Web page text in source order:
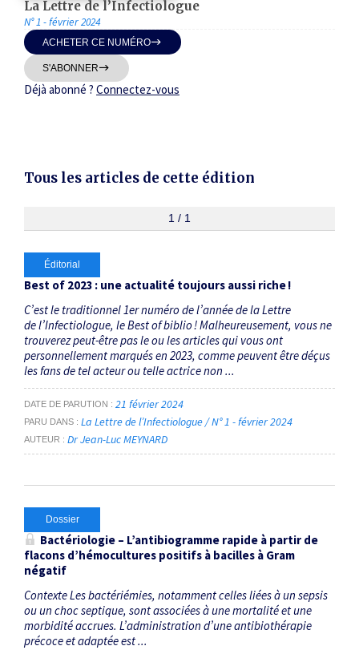
Thématiques
Du
La Lettre de l’Infectiologue
N° 1 - février 2024
ACHETER CE NUMÉRO
S'ABONNER
Déjà abonné ? Connectez-vous
Tous les articles de cette édition
1 / 1
Éditorial
Best of 2023 : une actualité toujours aussi riche !
C’est le traditionnel 1er numéro de l’année de la Lettre
de l’Infectiologue, le Best of biblio ! Malheureusement, vous ne
trouverez peut-être pas le ou les articles qui vous ont
personnellement marqués en 2023, comme peuvent être déçus
les fans de tel acteur ou telle actrice non ...
DATE DE PARUTION 21 février 2024
PARU DANS La Lettre de l’Infectiologue / N° 1 - février 2024
AUTEUR Dr Jean-Luc MEYNARD
Dossier
Bactériologie – L’antibiogramme rapide à partir de
flacons d’hémocultures positifs à bacilles à Gram
négatif
Contexte Les bactériémies, notamment celles liées à un sepsis
ou un choc septique, sont associées à une mortalité et une
morbidité accrues. L’administration d’une antibiothérapie
précoce et adaptée est ...